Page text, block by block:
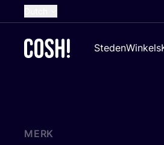
French
StedenWinkels
MERK